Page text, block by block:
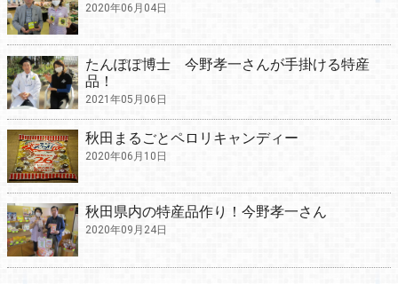
2020年06月04日
たんぽぽ博士 今野孝一さんが手掛ける特産
品！
2021年05月06日
秋田まるごとペロリキャンディー
2020年06月10日
秋田県内の特産品作り！今野孝一さん
2020年09月24日